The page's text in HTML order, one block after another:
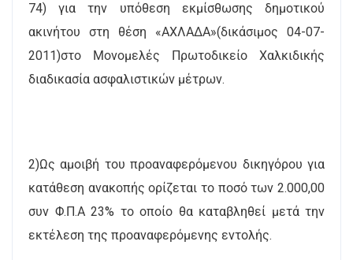
74) για την υπόθεση εκμίσθωσης δημοτικού
ακινήτου στη θέση «ΑΧΛΑΔΑ»(δικάσιμος 04-07-
2011)στο Μονομελές Πρωτοδικείο Χαλκιδικής
διαδικασία ασφαλιστικών μέτρων.
2)Ως αμοιβή του προαναφερόμενου δικηγόρου για
κατάθεση ανακοπής ορίζεται το ποσό των 2.000,00
συν Φ.Π.Α 23% το οποίο θα καταβληθεί μετά την
εκτέλεση της προαναφερόμενης εντολής.